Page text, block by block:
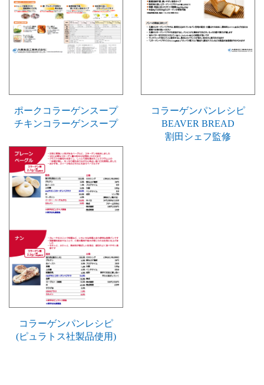
ポークコラーゲンスープ
チキンコラーゲンスープ
コラーゲンパンレシピ
BEAVER BREAD
割田シェフ監修
コラーゲンパンレシピ
(ピュラトス社製品使用)